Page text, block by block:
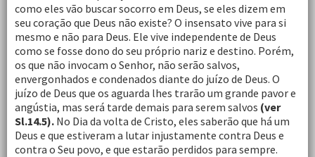
como eles vão buscar socorro em Deus, se eles dizem em
seu coração que Deus não existe? O insensato vive para si
mesmo e não para Deus. Ele vive independente de Deus
como se fosse dono do seu próprio nariz e destino. Porém,
os que não invocam o Senhor, não serão salvos,
envergonhados e condenados diante do juízo de Deus. O
juízo de Deus que os aguarda lhes trarão um grande pavor e
angústia, mas será tarde demais para serem salvos (ver
Sl.14.5). No Dia da volta de Cristo, eles saberão que há um
Deus e que estiveram a lutar injustamente contra Deus e
contra o Seu povo, e que estarão perdidos para sempre.